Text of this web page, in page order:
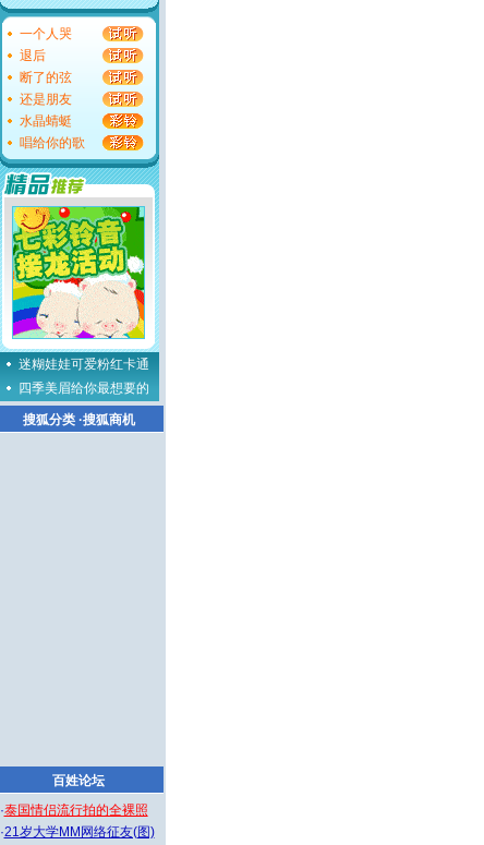
一个人哭
退后
断了的弦
还是朋友
水晶蜻蜓
唱给你的歌
迷糊娃娃可爱粉红卡通
四季美眉给你最想要的
搜狐分类·搜狐商机
百姓论坛
·泰国情侣流行拍的全裸照
·21岁大学MM网络征友(图)